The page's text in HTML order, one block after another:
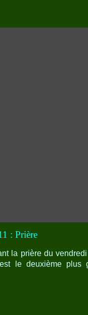
: Prière
la prière du
le deuxième plus